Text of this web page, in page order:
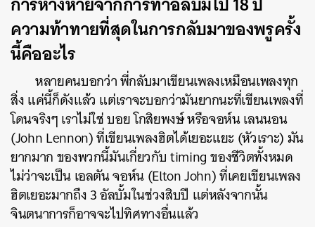
ความท้าทายที่สุดในการกลับมาของพรูครั้ง
นี้คืออะไร
หลายคนบอกว่า พี่กลับมาเขียนเพลงเหมือนเพลงทุก
สิ่ง แค่นี้ก็ดังแล้ว แต่เราจะบอกว่ามันยากนะที่เขียนเพลงที่
โดนจริงๆ เราไม่ใช่ บอย โกสิยพงษ์ หรือจอห์น เลนนอน
(John Lennon) ที่เขียนเพลงฮิตได้เยอะแยะ (หัวเราะ) มัน
ยากมาก ของพวกนี้มันเกี่ยวกับ timing ของชีวิตทั้งหมด
ไม่ว่าจะเป็น เอลตัน จอห์น (Elton John) ที่เคยเขียนเพลง
ฮิตเยอะมากถึง 3 อัลบั้มในช่วงสิบปี แต่หลังจากนั้น
จินตนาการก็อาจจะไปทิศทางอื่นแล้ว